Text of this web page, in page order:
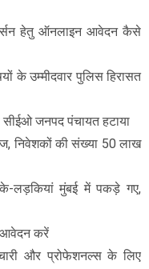
हेतु ऑनलाइन आवेदन कैसे
के उम्मीदवार पुलिस हिरासत
जनपद पंचायत हटाया
निवेशकों की संख्या 50 लाख
लड़कियां मुंबई में पकड़े गए,
आवेदन करें
और प्रोफेशनल्स के लिए